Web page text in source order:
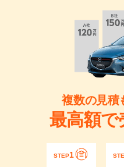
複数の見積
最高額
STEP1